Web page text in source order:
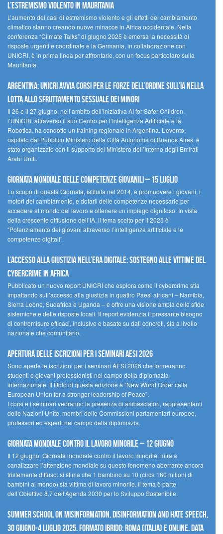
l’estremismo violento in Mauritania
L’aumento dei casi di estremismo violento e gli effetti del cambiamento
climatico stanno creando nuove minacce in Africa occidentale. Nella
conferenza “Climate Talks” di giugno 2025 è emersa la necessità di
risposte urgenti e coordinate e la Germania, in collaborazione con
UNICRI, è in prima linea per affrontarle, con un focus particolare sulla
Mauritania.
Argentina: UNICRI avvia corsi per le forze dell’ordine sull’IA nella
lotta allo sfruttamento sessuale dei minori
Il 26 e il 27 giugno, nell’ambito dell’iniziativa AI for Safer Children,
l’UNICRI, attraverso il suo Centro per l’Intelligenza Artificiale e la
Robotica, ha condotto un training regionale in Argentina. L’evento,
ospitato dal Pubblico Ministero della Città Autonoma di Buenos Aires, è
stato organizzato con il supporto del Ministero dell’Interno degli Emirati
Arabi Uniti.
Giornata Mondiale delle Competenze Giovanili – 15 luglio
Lo scopo di questa Giornata, istituita nel 2014, è promuovere i giovani, i
motori del cambiamento, e dotarli delle competenze necessarie per
accedere al mondo del lavoro e ottenere un impiego dignitoso. In vista
della crescente diffusione dell’IA, il tema scelto per il 2025 è
“Potenziamento dei giovani attraverso l’intelligenza artificiale e le
competenze digitali”.
L’accesso alla giustizia nell’era digitale: sostegno alle vittime del
cybercrime in Africa
Pubblicato un nuovo report UNICRI che esplora come il cybercrime stia
impattando sull’accesso alla giustizia in quattro Paesi africani – Namibia,
Sierra Leone, Sudafrica e Uganda – e offre una visione ampia delle sfide
sistemiche e delle risposte locali. Il report evidenzia il pressante bisogno
di contromisure efficaci, inclusive e basate su dati concreti, sia a livello
nazionale che comunitario.
Apertura delle iscrizioni per i seminari AESI 2026
Sono aperte le iscrizioni per i seminari AESI 2026 che formeranno
studenti e giovani professionisti nel campo della diplomazia
internazionale. Il titolo di questa edizione è “New World Order calls
European Union for a stronger leadership of Peace”.
I corsi e i seminari vedranno la presenza di ambasciatori, rappresentanti
delle Nazioni Unite, membri delle Commissioni parlamentari europee,
professori ed esperti nel campo della diplomazia.
Giornata mondiale contro il lavoro minorile – 12 giugno
Il 12 giugno, Giornata mondiale contro il lavoro minorile, mira a
canalizzare l’attenzione mondiale su questo fenomeno aberrante ancora
tristemente diffuso: si stima che 1 bambino su 10 (circa 160 milioni di
bambini al mondo) sia vittima di lavoro minorile. Il tema è parte
dell’Obiettivo 8.7 dell’Agenda 2030 per lo Sviluppo Sostenibile.
Summer School on Misinformation, Disinformation and Hate Speech,
30 giugno-4 luglio 2025. Formato ibrido: Roma (Italia) e online. Data